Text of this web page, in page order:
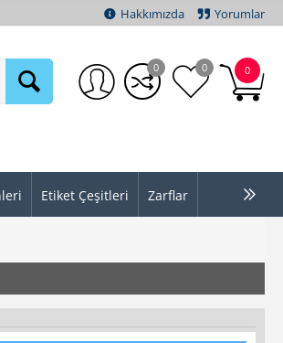
Hakkımızda Yorumlar
0
0 0
Etiket Çeşitleri Zarflar